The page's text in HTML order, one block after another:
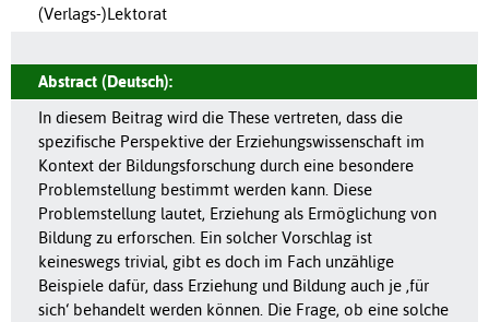
(Verlags-)Lektorat
Abstract (Deutsch):
In diesem Beitrag wird die These vertreten, dass die
spezifische Perspektive der Erziehungswissenschaft im
Kontext der Bildungsforschung durch eine besondere
Problemstellung bestimmt werden kann. Diese
Problemstellung lautet, Erziehung als Ermöglichung von
Bildung zu erforschen. Ein solcher Vorschlag ist
keineswegs trivial, gibt es doch im Fach unzählige
Beispiele dafür, dass Erziehung und Bildung auch je ‚für
sich‘ behandelt werden können. Die Frage, ob eine solche